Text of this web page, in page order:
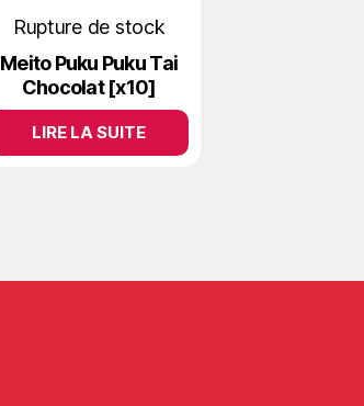
Rupture de stock
Meito Puku Puku Tai
Chocolat [x10]
LIRE LA SUITE